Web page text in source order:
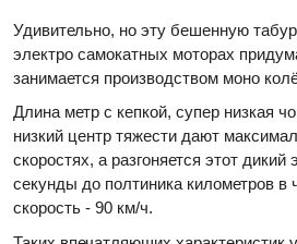
Удивительно, но эту бешенную
электро самокатных моторах
занимается производством моно
Длина метр с кепкой, супер низкая
низкий центр тяжести дают
скоростях, а разгоняется этот
секунды до полтиника километров в
скорость - 90 км/ч.